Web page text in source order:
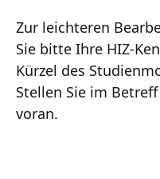
Zur leichteren
Sie bitte Ihre HIZ-
Kürzel des
Stellen Sie im Betreff
voran.